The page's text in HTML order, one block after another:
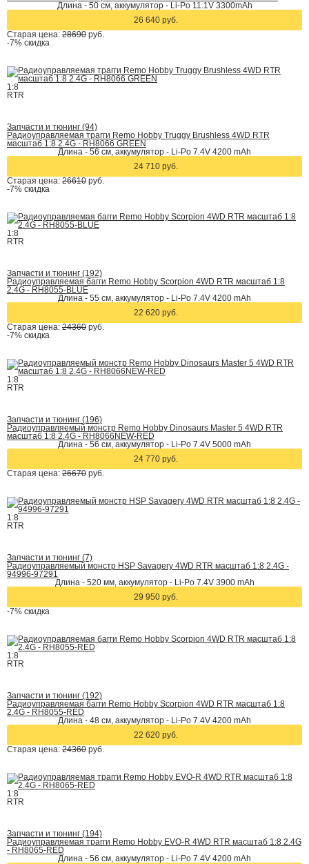
Длина - 50 см, аккумулятор - Li-Po 11.1V 3300mAh
26 640 руб.
Старая цена: 28690 руб.
-7% скидка
1:8
RTR
Запчасти и тюнинг (94)
Радиоуправляемая трагги Remo Hobby Truggy Brushless 4WD RTR
масштаб 1:8 2.4G - RH8066 GREEN
Длина - 56 см, аккумулятор - Li-Po 7.4V 4200 mAh
24 710 руб.
Старая цена: 26610 руб.
-7% скидка
1:8
RTR
Запчасти и тюнинг (192)
Радиоуправляемая багги Remo Hobby Scorpion 4WD RTR масштаб 1:8
2.4G - RH8055-BLUE
Длина - 55 см, аккумулятор - Li-Po 7.4V 4200 mAh
22 620 руб.
Старая цена: 24360 руб.
-7% скидка
1:8
RTR
Запчасти и тюнинг (196)
Радиоуправляемый монстр Remo Hobby Dinosaurs Master 5 4WD RTR
масштаб 1:8 2.4G - RH8066NEW-RED
Длина - 56 см, аккумулятор - Li-Po 7.4V 5000 mAh
24 770 руб.
Старая цена: 26670 руб.
1:8
RTR
Запчасти и тюнинг (7)
Радиоуправляемый монстр HSP Savagery 4WD RTR масштаб 1:8 2.4G -
94996-97291
Длина - 520 мм, аккумулятор - Li-Po 7.4V 3900 mAh
29 950 руб.
-7% скидка
1:8
RTR
Запчасти и тюнинг (192)
Радиоуправляемая багги Remo Hobby Scorpion 4WD RTR масштаб 1:8
2.4G - RH8055-RED
Длина - 48 см, аккумулятор - Li-Po 7.4V 4200 mAh
22 620 руб.
Старая цена: 24360 руб.
1:8
RTR
Запчасти и тюнинг (194)
Радиоуправляемая трагги Remo Hobby EVO-R 4WD RTR масштаб 1:8 2.4G
- RH8065-RED
Длина - 56 см, аккумулятор - Li-Po 7.4V 4200 mAh